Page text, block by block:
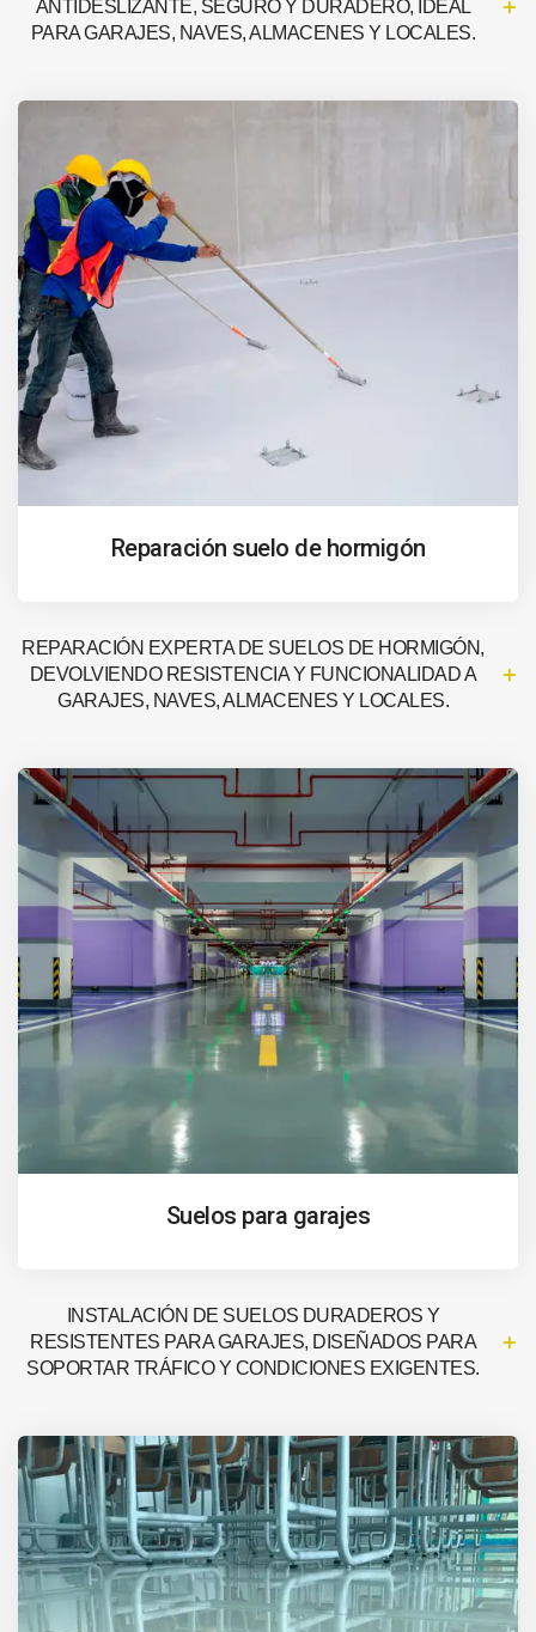
ANTIDESLIZANTE, SEGURO Y DURADERO, IDEAL
PARA GARAJES, NAVES, ALMACENES Y LOCALES.
Reparación suelo de hormigón
REPARACIÓN EXPERTA DE SUELOS DE HORMIGÓN,
DEVOLVIENDO RESISTENCIA Y FUNCIONALIDAD A
GARAJES, NAVES, ALMACENES Y LOCALES.
Suelos para garajes
INSTALACIÓN DE SUELOS DURADEROS Y
RESISTENTES PARA GARAJES, DISEÑADOS PARA
SOPORTAR TRÁFICO Y CONDICIONES EXIGENTES.